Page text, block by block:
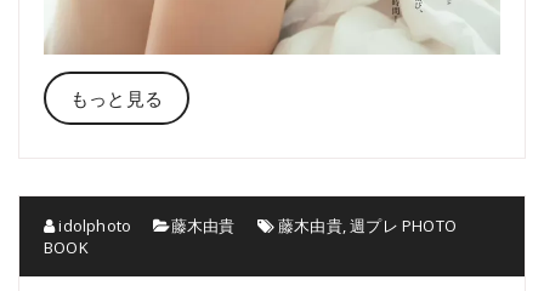
もっと見る
idolphoto 藤木由貴 藤木由貴,週プレ PHOTO
BOOK